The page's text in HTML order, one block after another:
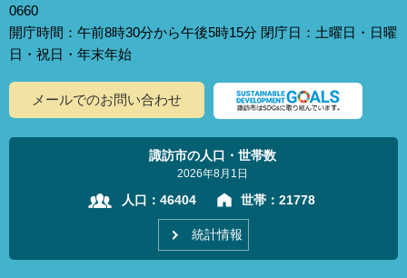
0660
開庁時間：午前8時30分から午後5時15分 閉庁日：土曜日・日曜
日・祝日・年末年始
メールでのお問い合わせ
諏訪市の人口・世帯数
2026年8月1日
人口： 46404 世帯： 21778
統計情報